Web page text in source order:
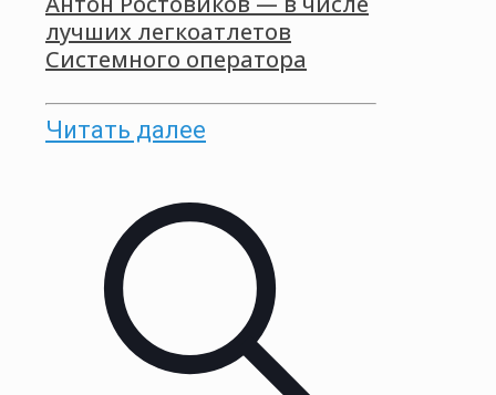
лучших легкоатлетов
Системного оператора
Читать далее